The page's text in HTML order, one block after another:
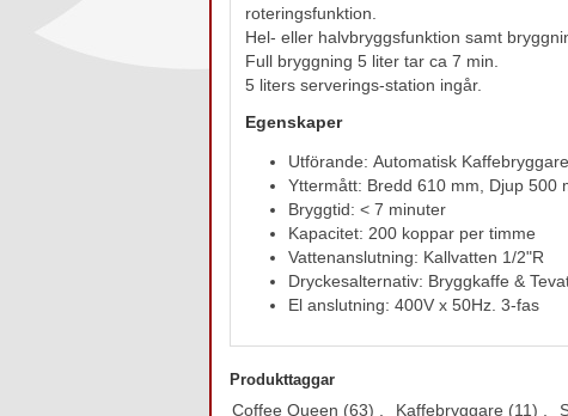
roteringsfunktion.
Hel- eller halvbryggsfunktion samt
Full bryggning 5 liter tar ca 7 min.
5 liters serverings-station ingår.
Egenskaper
Utförande: Automatisk
Yttermått: Bredd 610 mm, Djup 500
Bryggtid: < 7 minuter
Kapacitet: 200 koppar per timme
Vattenanslutning: Kallvatten 1/2"R
Dryckesalternativ: Bryggkaffe &
El anslutning: 400V x 50Hz. 3-fas
Produkttaggar
Coffee Queen (63) Kaffebryggare (11)